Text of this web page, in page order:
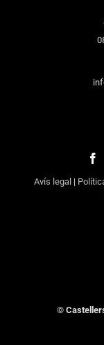
Avís legal |
©